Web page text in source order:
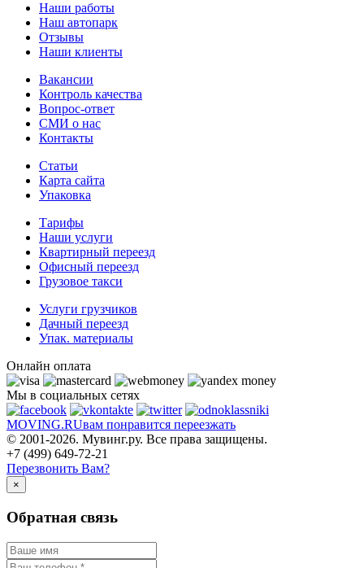
Наши работы
Наш автопарк
Отзывы
Наши клиенты
Вакансии
Контроль качества
Вопрос-ответ
СМИ о нас
Контакты
Статьи
Карта сайта
Упаковка
Тарифы
Наши услуги
Квартирный переезд
Офисный переезд
Грузовое такси
Услуги грузчиков
Дачный переезд
Упак. материалы
Онлайн оплата
Мы в социальных сетях
MOVING.RUвам понравится переезжать
© 2001-2026. Мувинг.ру. Все права защищены.
+7 (499) 649-72-21
Перезвонить Вам?
×
Обратная связь